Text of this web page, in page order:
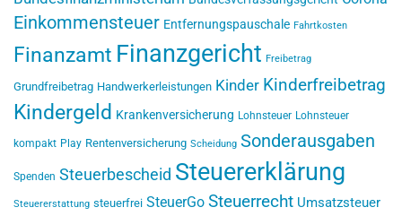
Einkommensteuer Entfernungspauschale Fahrtkosten
Finanzamt Finanzgericht Freibetrag
Grundfreibetrag Handwerkerleistungen Kinder Kinderfreibetrag
Kindergeld Krankenversicherung Lohnsteuer Lohnsteuer
kompakt Play Rentenversicherung Scheidung Sonderausgaben
Spenden Steuerbescheid Steuererklärung
Steuererstattung steuerfrei SteuerGo Steuerrecht Umsatzsteuer